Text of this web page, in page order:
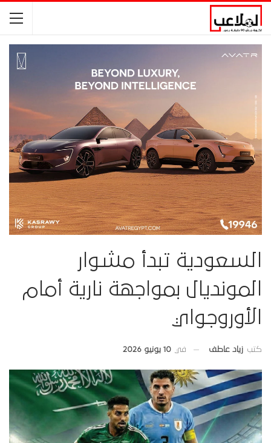
السعودية تبدأ مشوار
المونديال بمواجهة نارية أمام
الأوروجواي
كتب زياد عاطف في 10 يونيو 2026